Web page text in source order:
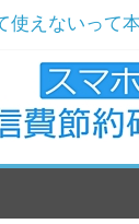
使えないって
楽天モバイル
すめ機種2019
すすめ機種
すめする7つ